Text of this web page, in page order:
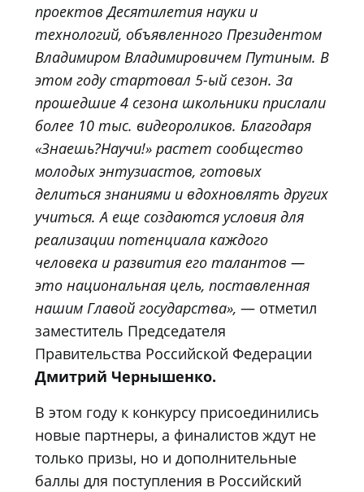
проектов Десятилетия науки и
технологий, объявленного Президентом
Владимиром Владимировичем Путиным. В
этом году стартовал 5-ый сезон. За
прошедшие 4 сезона школьники прислали
более 10 тыс. видеороликов. Благодаря
«Знаешь?Научи!» растет сообщество
молодых энтузиастов, готовых
делиться знаниями и вдохновлять других
учиться. А еще создаются условия для
реализации потенциала каждого
человека и развития его талантов —
это национальная цель, поставленная
нашим Главой государства», — отметил
заместитель Председателя
Правительства Российской Федерации
Дмитрий Чернышенко.
В этом году к конкурсу присоединились
новые партнеры, а финалистов ждут не
только призы, но и дополнительные
баллы для поступления в Российский